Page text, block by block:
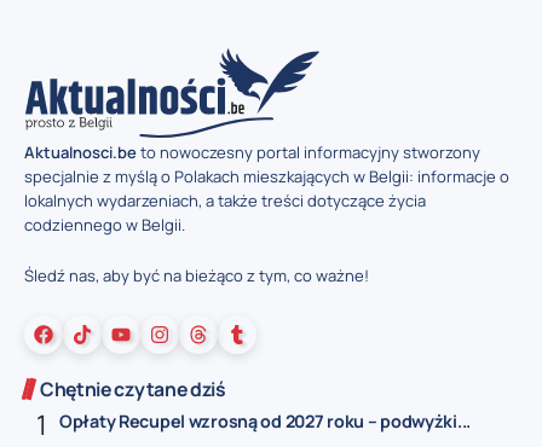
Aktualnosci.beto nowoczesny portal informacyjny stworzony
specjalnie z myślą o Polakach mieszkających w Belgii: informacje o
lokalnych wydarzeniach, a także treści dotyczące życia
codziennego w Belgii.
Śledź nas, aby być na bieżąco z tym, co ważne!
Chętnie czytane dziś
Opłaty Recupel wzrosną od 2027 roku – podwyżki...